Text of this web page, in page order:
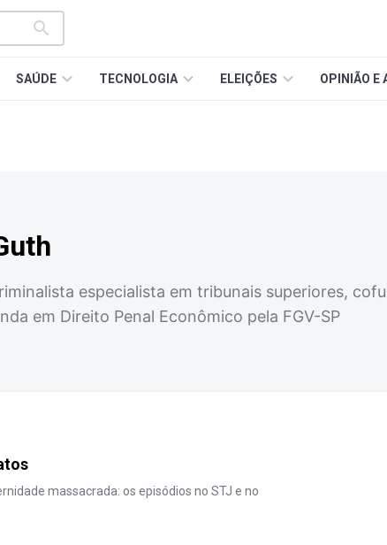
SAÚDE TECNOLOGIA ELEIÇÕES OPINIÃO E
especialista em tribunais superiores,
em Direito Penal Econômico pela FGV-SP
massacrada: os episódios no STJ e no